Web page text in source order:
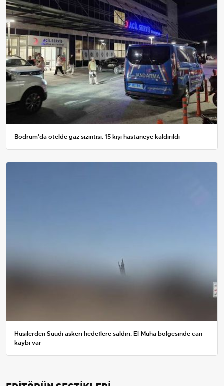
Bodrum'da otelde gaz sızıntısı: 15 kişi hastaneye kaldırıldı
Husilerden Suudi askeri hedeflere saldırı: El-Muha bölgesinde can
kaybı var